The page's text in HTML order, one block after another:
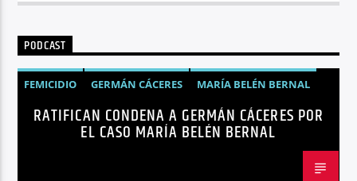
PODCAST
FEMICIDIO GERMÁN CÁCERES
MARÍA BELÉN BERNAL
NOTICIAS
SEGURIDAD
RATIFICAN CONDENA A GERMÁN CÁCERES POR
EL CASO MARÍA BELÉN BERNAL